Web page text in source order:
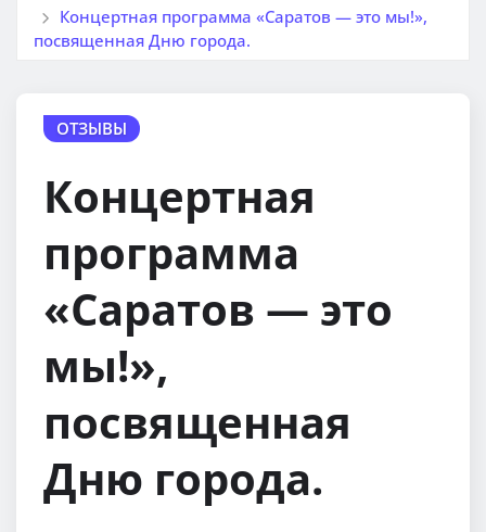
Концертная программа «Саратов — это мы!»,
посвященная Дню города.
ОТЗЫВЫ
Концертная
программа
«Саратов — это
мы!»,
посвященная
Дню города.